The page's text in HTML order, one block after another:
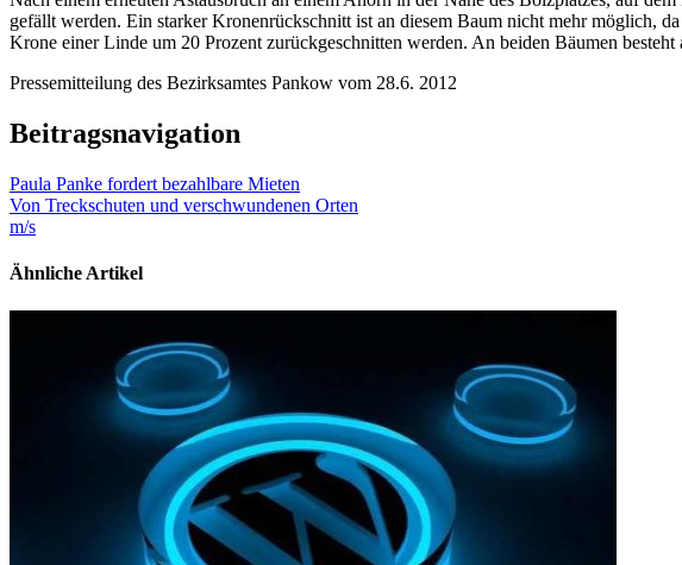
gefällt werden. Ein starker Kronenrückschnitt ist an diesem Baum nicht mehr möglich,
Krone einer Linde um 20 Prozent zurückgeschnitten werden. An beiden Bäumen
Pressemitteilung des Bezirksamtes Pankow vom 28.6. 2012
Beitragsnavigation
Paula Panke fordert bezahlbare Mieten
Von Treckschuten und verschwundenen Orten
m/s
Ähnliche Artikel